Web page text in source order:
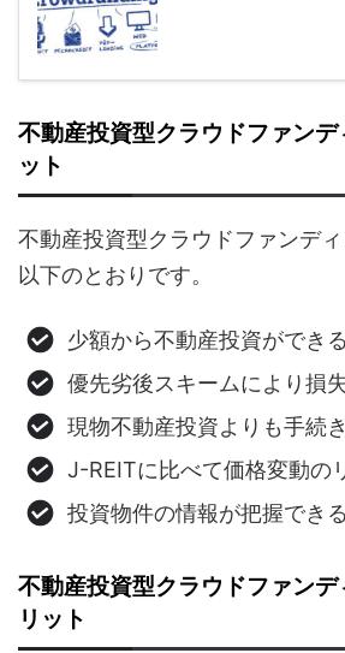
不動産投資型クラウドファンデ
ット
不動産投資型クラウドファンデ
以下のとおりです。
少額から不動産投資ができる
優先劣後スキームにより損
現物不動産投資よりも手続
J-REITに比べて価格変動の
投資物件の情報が把握できる
不動産投資型クラウドファンデ
リット